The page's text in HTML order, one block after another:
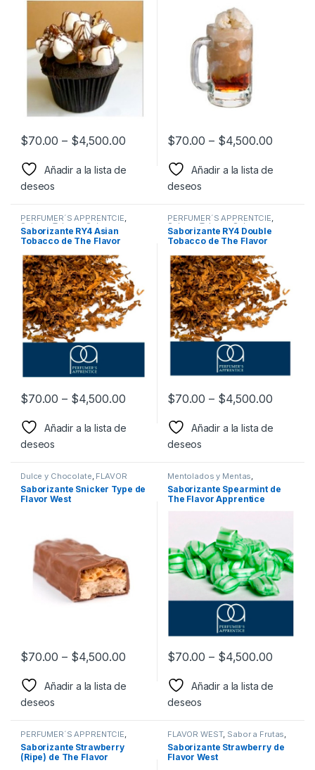
$70.00 – $4,500.00
Añadir a la lista de
deseos
$70.00 – $4,500.00
Añadir a la lista de
deseos
PERFUMER´S APPRENTCIE,
Sabor a Tabaco,Sabores
Tabaco,Saborizantes
Saborizante RY4 Asian
Tobacco de The Flavor
$70.00 – $4,500.00
Añadir a la lista de
deseos
PERFUMER´S APPRENTCIE,
Sabor a Tabaco,Sabores
Tabaco,Saborizantes
Saborizante RY4 Double
Tobacco de The Flavor
$70.00 – $4,500.00
Añadir a la lista de
deseos
Dulce y Chocolate, FLAVOR
WEST ,Sabor a Dulce y
Chocolate,Saborizantes
Saborizante Snicker Type de
Flavor West
$70.00 – $4,500.00
Añadir a la lista de
deseos
Mentolados y Mentas,
PERFUMER´S APPRENTCIE
Sabor a Mentolados y Mentas
Saborizantes
Saborizante Spearmint de
The Flavor Apprentice
$70.00 – $4,500.00
Añadir a la lista de
deseos
PERFUMER´S APPRENTCIE,
Sabor a Frutas,Sabores
Frutales,Saborizantes
Saborizante Strawberry
(Ripe) de The Flavor
FLAVOR WEST, Sabor a Frutas,
Sabores Frutales Saborizantes
Saborizante Strawberry de
Flavor West